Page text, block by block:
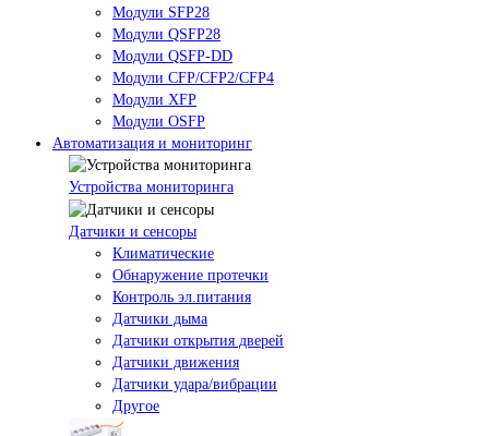
Модули SFP28
Модули QSFP28
Модули QSFP-DD
Модули CFP/CFP2/CFP4
Модули XFP
Модули OSFP
Автоматизация и мониторинг
Устройства мониторинга
Датчики и сенсоры
Климатические
Обнаружение протечки
Контроль эл.питания
Датчики дыма
Датчики открытия дверей
Датчики движения
Датчики удара/вибрации
Другое